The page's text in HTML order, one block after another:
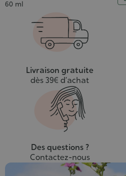
Contenance
60 ml
Livraison gratuite
dès 39€ d’achat
Des questions ?
Contactez-nous